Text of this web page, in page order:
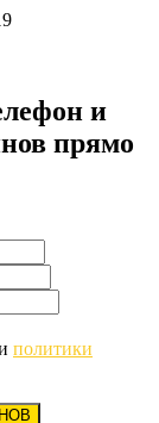
и
прямо
политики